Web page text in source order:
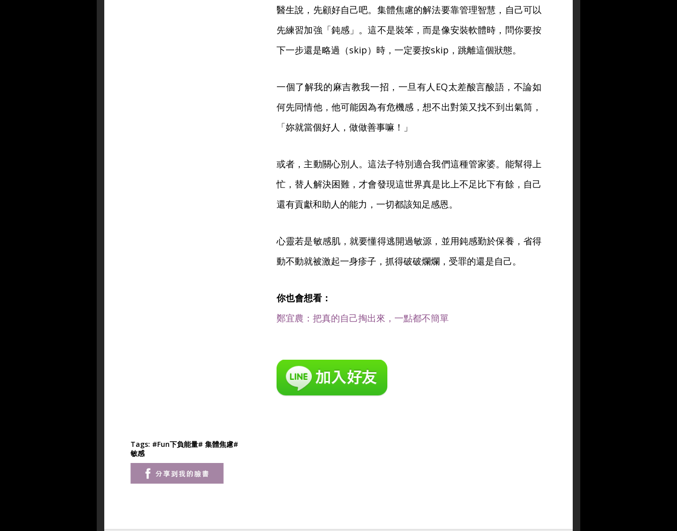
醫生說，先顧好自己吧。集體焦慮的解法要靠管理智慧，自己可以
先練習加強「鈍感」。這不是裝笨，而是像安裝軟體時，問你要按
下一步還是略過（skip）時，一定要按skip，跳離這個狀態。
一個了解我的麻吉教我一招，一旦有人EQ太差酸言酸語，不論如
何先同情他，他可能因為有危機感，想不出對策又找不到出氣筒，
「妳就當個好人，做做善事嘛！」
或者，主動關心別人。這法子特別適合我們這種管家婆。能幫得上
忙，替人解決困難，才會發現這世界真是比上不足比下有餘，自己
還有貢獻和助人的能力，一切都該知足感恩。
心靈若是敏感肌，就要懂得逃開過敏源，並用鈍感勤於保養，省得
動不動就被激起一身疹子，抓得破破爛爛，受罪的還是自己。
你也會想看：
鄭宜農：把真的自己掏出來，一點都不簡單
Tags: #Fun下負能量# 集體焦慮#
敏感